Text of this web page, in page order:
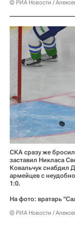
© РИА Новости /
СКА сразу же
заставил Никласа
Ковальчук снабдил
армейцев с
1:0.
На фото: вратарь
© РИА Новости /